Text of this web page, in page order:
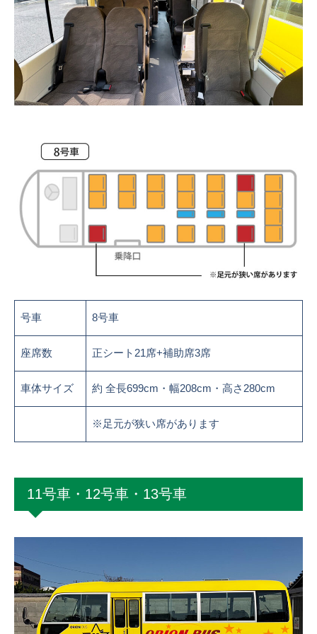
号車 8号車
座席数 正シート21席+補助席3席
車体サイズ 約 全長699cm・幅208cm・高さ280cm
※足元が狭い席があります
11号車・12号車・13号車